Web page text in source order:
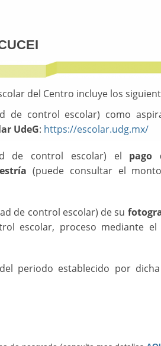
del Centro incluye los
de control escolar) como
UdeG: https://escolar.udg.mx/
de control escolar) el pago
(puede consultar el
de control escolar) de su
escolar, proceso mediante el
periodo establecido por